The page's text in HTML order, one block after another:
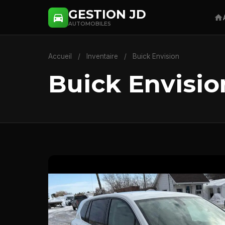
GESTION JD
AUTOMOBILES
Accueil / Inventaire / Buick Envision
Buick